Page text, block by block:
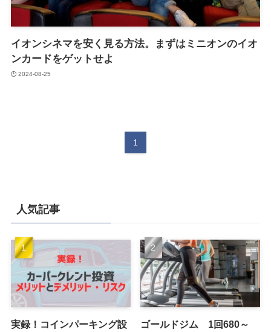
イオンシネマを安く見る方法。まずはミニオンのイオ
ンカードをゲットせよ
2024-08-25
1
人気記事
実録！コインパーキング設
ゴールドジム 1回680～